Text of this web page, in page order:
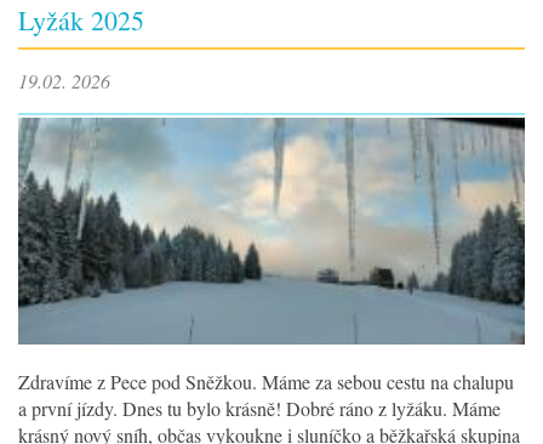
Lyžák 2025
19.02. 2026
Zdravíme z Pece pod Sněžkou. Máme za sebou cestu na chalupu
a první jízdy. Dnes tu bylo krásně! Dobré ráno z lyžáku. Máme
krásný nový sníh, občas vykoukne i sluníčko a běžkařská skupina